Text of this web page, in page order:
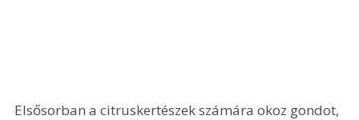
Elsősorban a citruskertészek számára okoz gondot,